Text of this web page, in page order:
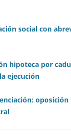
social con
hipoteca por
ejecución